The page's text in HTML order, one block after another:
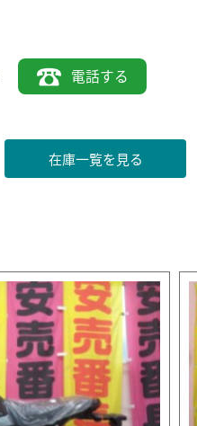
電話する
在庫一覧を見る